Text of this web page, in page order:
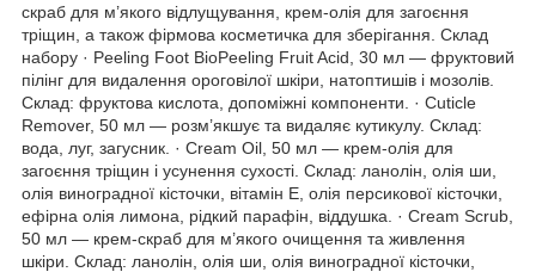
скраб для м’якого відлущування, крем-олія для загоєння
тріщин, а також фірмова косметичка для зберігання. Склад
набору · Peeling Foot BioPeeling Fruit Acid, 30 мл — фруктовий
пілінг для видалення ороговілої шкіри, натоптишів і мозолів.
Склад: фруктова кислота, допоміжні компоненти. · Cuticle
Remover, 50 мл — розм’якшує та видаляє кутикулу. Склад:
вода, луг, загусник. · Cream Oil, 50 мл — крем-олія для
загоєння тріщин і усунення сухості. Склад: ланолін, олія ши,
олія виноградної кісточки, вітамін Е, олія персикової кісточки,
ефірна олія лимона, рідкий парафін, віддушка. · Cream Scrub,
50 мл — крем-скраб для м’якого очищення та живлення
шкіри. Склад: ланолін, олія ши, олія виноградної кісточки,